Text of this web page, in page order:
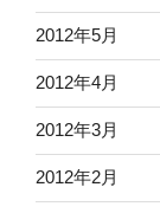
2012年5月
2012年4月
2012年3月
2012年2月